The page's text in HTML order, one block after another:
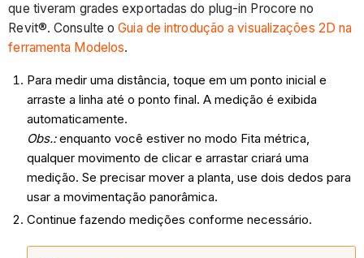
que tiveram grades exportadas do plug-in Procore no
Revit®. Consulte oGuia de introdução a visualizações 2D na
ferramenta Modelos.
Para medir uma distância, toque em um ponto inicial e
arraste a linha até o ponto final. A medição é exibida
automaticamente.
Obs.:enquanto você estiver no modo Fita métrica,
qualquer movimento de clicar e arrastar criará uma
medição. Se precisar mover a planta, use dois dedos para
usar a movimentação panorâmica.
Continue fazendo medições conforme necessário.